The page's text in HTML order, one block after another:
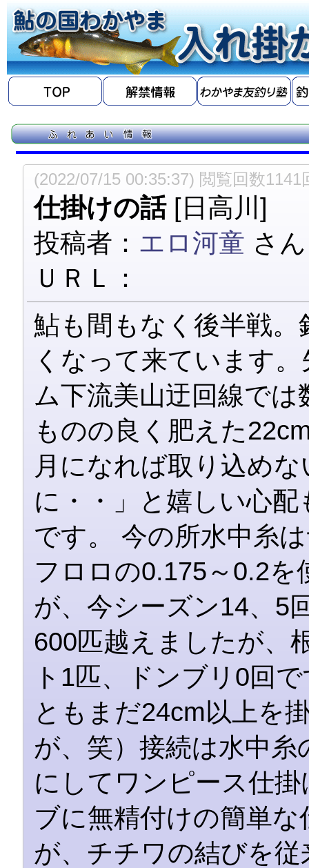
(2022/07/15 00:35:37) 閲覧回数1141
仕掛けの話[日高川]
投稿者： エロ河童 さん
ＵＲＬ：
鮎も間もなく後半戦。
くなって来ています
ム下流美山迂回線では
ものの良く肥えた
月になれば取り込めな
に・・」と嬉しい心
です。 今の所水中糸
フロロの0.175～0.2を
が、今シーズン14、5
600匹越えましたが、
ト1匹、ドンブリ0回
ともまだ24cm以上を
が、笑）接続は水中糸
にしてワンピース仕
ブに無精付けの簡単な
が、チチワの結びを